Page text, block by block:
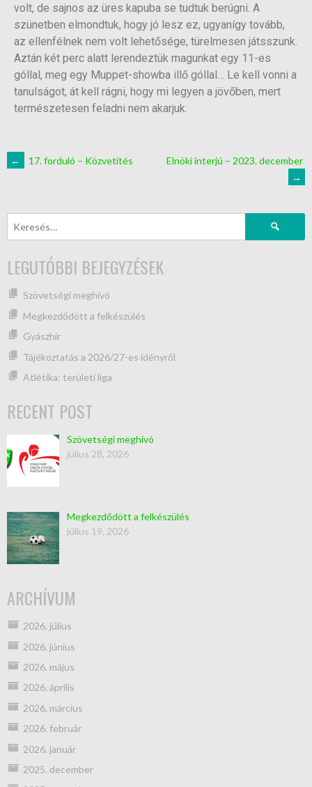
volt, de sajnos az üres kapuba se tudtuk berúgni. A
szünetben elmondtuk, hogy jó lesz ez, ugyanígy tovább,
az ellenfélnek nem volt lehetősége, türelmesen játsszunk.
Aztán két perc alatt lerendeztük magunkat egy 11-es
góllal, meg egy Muppet-showba illő góllal… Le kell vonni a
tanulságot, át kell rágni, hogy mi legyen a jövőben, mert
természetesen feladni nem akarjuk.
← 17. forduló – Közvetítés
Elnöki interjú – 2023. december
→
LEGUTÓBBI BEJEGYZÉSEK
Szövetségi meghívó
Megkezdődött a felkészülés
Gyászhír
Tájékoztatás a 2026/27-es idényről
Atlétika: területi liga
RECENT POST
Szövetségi meghívó
július 28, 2026
Megkezdődött a felkészülés
július 19, 2026
ARCHÍVUM
2026. július
2026. június
2026. május
2026. április
2026. március
2026. február
2026. január
2025. december